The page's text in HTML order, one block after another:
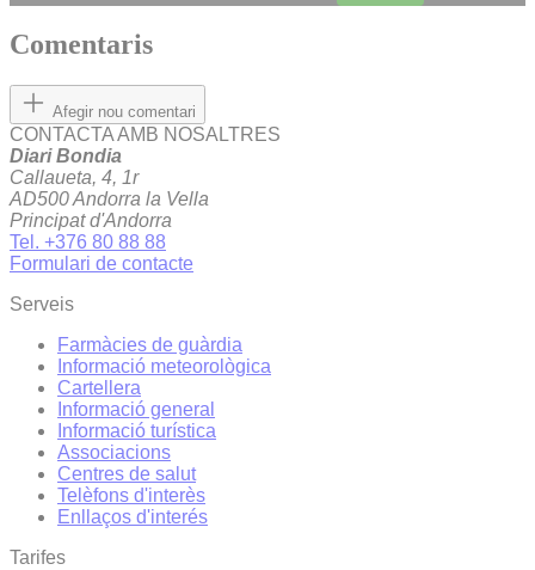
Comentaris
Afegir nou comentari
CONTACTA AMB NOSALTRES
Diari Bondia
Callaueta, 4, 1r
AD500 Andorra la Vella
Principat d'Andorra
Tel. +376 80 88 88
Formulari de contacte
Serveis
Farmàcies de guàrdia
Informació meteorològica
Cartellera
Informació general
Informació turística
Associacions
Centres de salut
Telèfons d'interès
Enllaços d'interés
Tarifes